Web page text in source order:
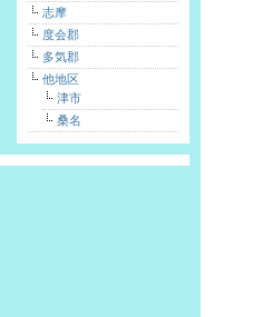
志摩
度会郡
多気郡
他地区
津市
桑名